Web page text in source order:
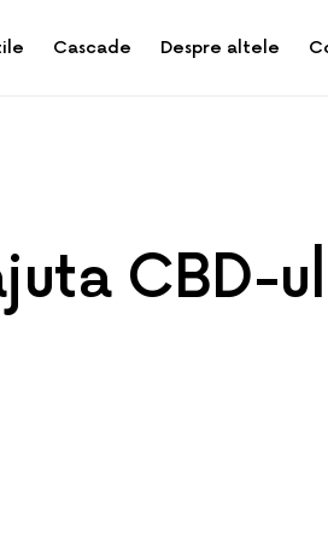
Cascade Despre altele
CBD-ul